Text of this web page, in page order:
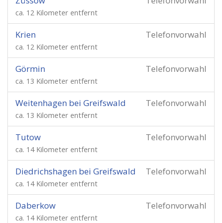
ca. 12 Kilometer entfernt
Telefonvorwahl
Krien
ca. 12 Kilometer entfernt
Telefonvorwahl
Görmin
ca. 13 Kilometer entfernt
Telefonvorwahl
Weitenhagen bei Greifswald
ca. 13 Kilometer entfernt
Telefonvorwahl
Tutow
ca. 14 Kilometer entfernt
Telefonvorwahl
Diedrichshagen bei Greifswald
ca. 14 Kilometer entfernt
Telefonvorwahl
Daberkow
ca. 14 Kilometer entfernt